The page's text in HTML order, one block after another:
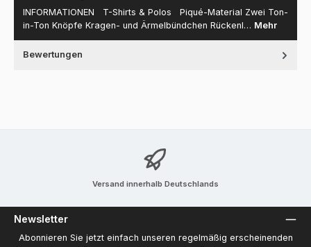
INFORMATIONEN T-Shirts & Polos Piqué-Material Zwei Ton-
in-Ton Knöpfe Kragen- und Ärmelbündchen Rückenl… Mehr
Bewertungen
Versand innerhalb Deutschlands
Newsletter
Abonnieren Sie jetzt einfach unseren regelmäßig erscheinenden